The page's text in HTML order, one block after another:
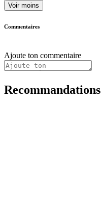
Voir moins
Commentaires
Ajoute ton commentaire
Recommandations